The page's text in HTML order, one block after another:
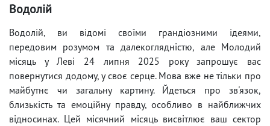
Водолій
Водолій, ви відомі своїми грандіозними ідеями,
передовим розумом та далекоглядністю, але Молодий
місяць у Леві 24 липня 2025 року запрошує вас
повернутися додому, у своє серце. Мова вже не тільки про
майбутнє чи загальну картину. Йдеться про зв'язок,
близькість та емоційну правду, особливо в найближчих
відносинах. Цей місячний місяць висвітлює ваш сектор